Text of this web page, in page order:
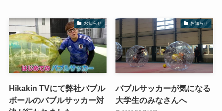
お知らせ
Hikakin TVにて弊社バブル
ボールのバブルサッカー対
お知らせ
バブルサッカーが気になる
大学生のみなさんへ